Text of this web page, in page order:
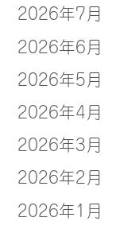
2026年7月
2026年6月
2026年5月
2026年4月
2026年3月
2026年2月
2026年1月